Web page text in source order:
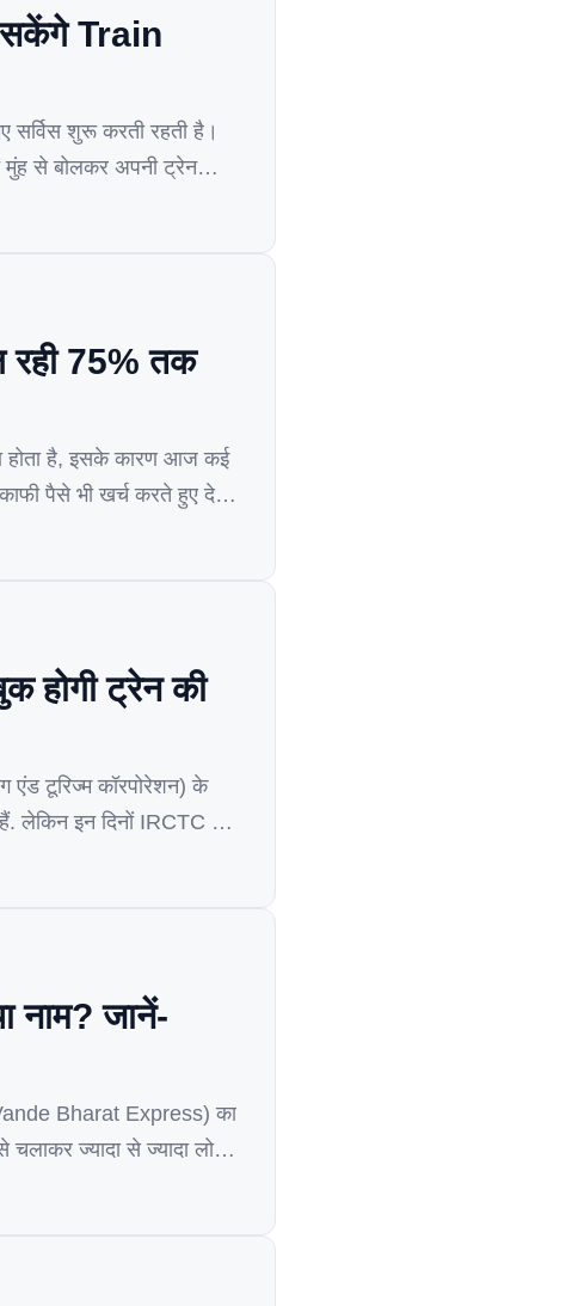
Train
शुरू करती रहती है।
मुंह से बोलकर अपनी ट्रेन
रही 75% तक
है, इसके कारण आज कई
पैसे भी खर्च करते हुए देखे
ट्रेन की
एंड टूरिज्म कॉरपोरेशन) के
हैं. लेकिन इन दिनों IRCTC ने
नाम? जानें-
Bharat Express) का
ज्‍यादा से ज्‍यादा लोगों